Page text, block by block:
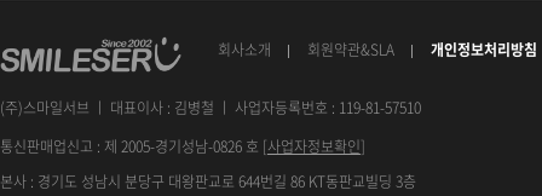
회사소개 회원약관&SLA 개인정보처리방침
(주)스마일서브 ㅣ 대표이사 : 김병철 ㅣ 사업자등록번호 : 119-81-57510
통신판매업신고 : 제 2005-경기성남-0826 호 [사업자정보확인]
본사 : 경기도 성남시 분당구 대왕판교로 644번길 86 KT동판교빌딩 3층